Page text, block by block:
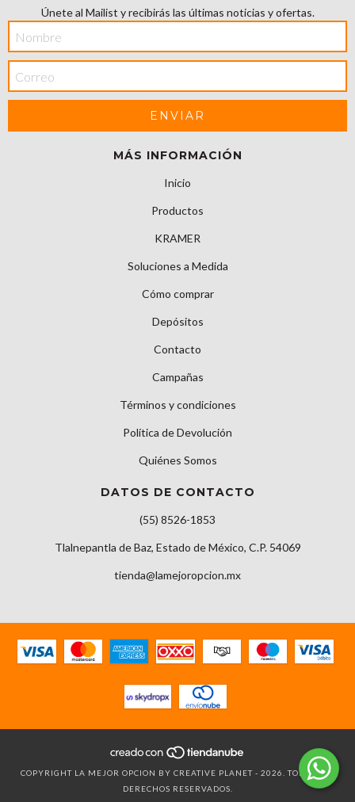
Únete al Mailist y recibirás las últimas noticias y ofertas.
MÁS INFORMACIÓN
Inicio
Productos
KRAMER
Soluciones a Medida
Cómo comprar
Depósitos
Contacto
Campañas
Términos y condiciones
Política de Devolución
Quiénes Somos
DATOS DE CONTACTO
(55) 8526-1853
Tlalnepantla de Baz, Estado de México, C.P. 54069
tienda@lamejoropcion.mx
COPYRIGHT LA MEJOR OPCION BY CREATIVE PLANET - 2026. TODOS LOS
DERECHOS RESERVADOS.